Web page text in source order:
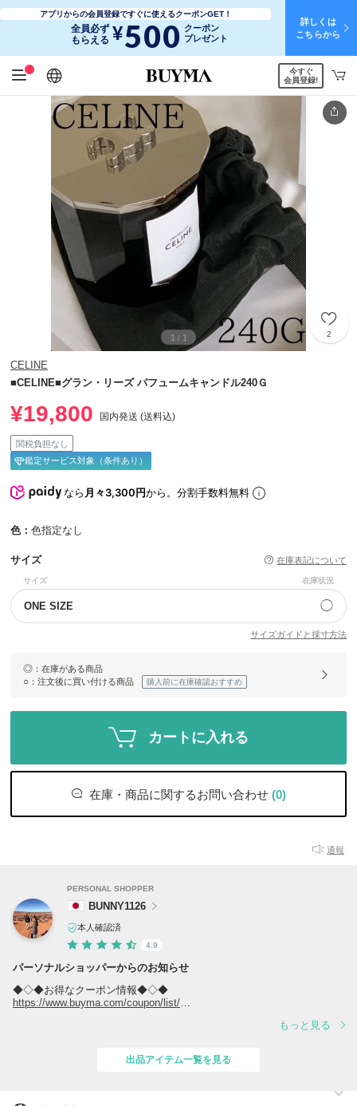
アプリからの会員登録ですぐに使えるクーポンGET！
全員必ず
もらえる ¥500 クーポン
プレゼント
詳しくは
こちらから
日本語
English
简体中文
繁體中文
今すぐ
会員登録!
1 / 1 2
CELINE
■CELINE■グラン・リーズ パフュームキャンドル240Ｇ
¥19,800 国内発送 (送料込)
関税負担なし
鑑定サービス対象（条件あり）
なら月々3,300円から。分割手数料無料
色： 色指定なし
サイズ 在庫表記について
サイズ 在庫状況
ONE SIZE ◯
サイズガイドと採寸方法
◎ ：在庫がある商品
○ ：注文後に買い付ける商品 購入前に在庫確認おすすめ
カートに入れる
在庫・商品に関するお問い合わせ (0)
通報
PERSONAL SHOPPER
BUNNY1126
本人確認済
4.9
パーソナルショッパーからのお知らせ
◆◇◆お得なクーポン情報◆◇◆
https://www.buyma.com/coupon/list/
商品はすべてご注文確定後にブランド直営店、正規取扱店からのお取り
お届けまでに少々お時間を頂きますので余裕をもってご注文頂ければと
もっと見る
出品アイテム一覧を見る